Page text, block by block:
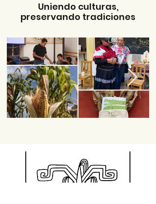
Uniendo culturas,
preservando tradiciones